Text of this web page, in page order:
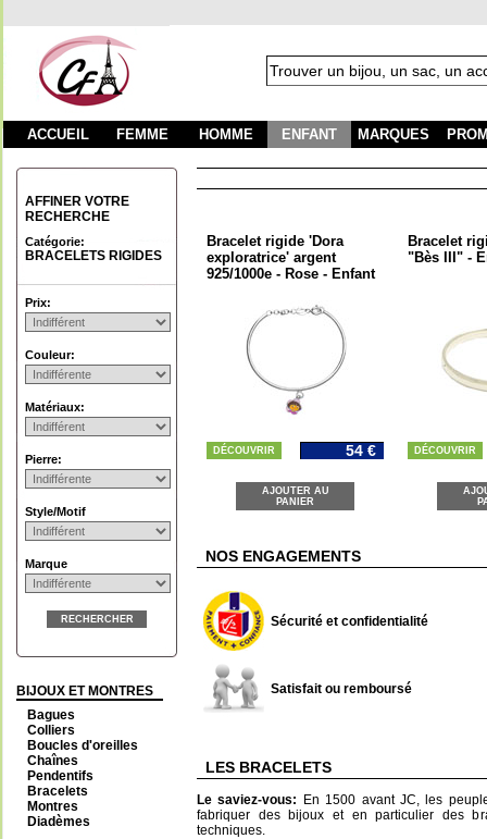
ACCUEIL FEMME HOMME ENFANT MARQUES
AFFINER VOTRE
RECHERCHE
Catégorie:
BRACELETS RIGIDES
Prix:
Couleur:
Matériaux:
Pierre:
Style/Motif
Marque
RECHERCHER
BIJOUX ET MONTRES
Bagues
Colliers
Boucles d'oreilles
Chaînes
Pendentifs
Bracelets
Montres
Diadèmes
Bracelet rigide 'Dora
exploratrice' argent
925/1000e - Rose - Enfant
DÉCOUVRIR 54 €
AJOUTER AU
PANIER
Bracelet
"Bès III" -
DÉCOUVRIR
NOS ENGAGEMENTS
Sécurité et confidentialité
Satisfait ou remboursé
LES BRACELETS
Le saviez-vous:
En 1500 avant JC, les
fabriquer des bijoux et en particulier des
techniques.